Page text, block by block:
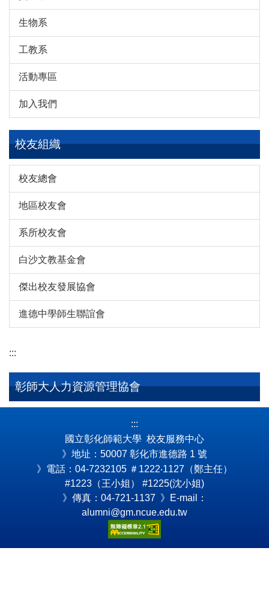
生物系
工教系
活動專區
加入我們
校友組織
校友總會
地區校友會
系所校友會
白沙文教基金會
傑出校友發展協會
進德中學師生聯誼會
:::
彰師大人力資源管理協會
:::
國立彰化師範大學 校友服務中心
》地址：50007 彰化市進德路 1 號
》電話：04-7232105 ＃1222‧1127（鄭主任）
#1223（王小姐） #1225(沈小姐)
》傳真：04-721-1137 》E-mail：
alumni@gm.ncue.edu.tw